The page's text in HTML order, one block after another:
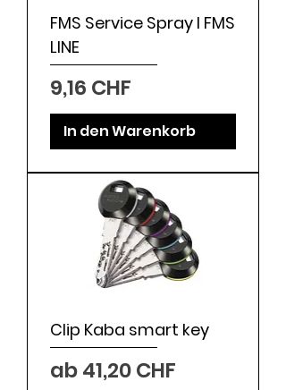
FMS Service Spray I FMS
LINE
Preis
9,16 CHF
In den Warenkorb
Clip Kaba smart key
ab41,20 CHF
Sale-Preis